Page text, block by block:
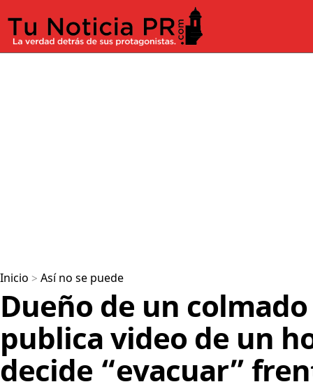
Inicio > Así no se puede
Dueño de un
publica video de un
decide “evacuar”